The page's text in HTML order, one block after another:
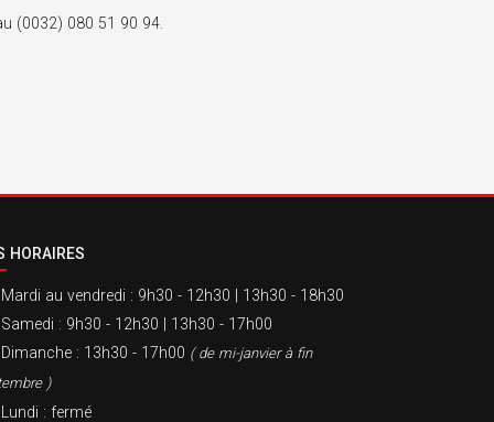
(0032) 080 51 90 94.
HORAIRES
Mardi au vendredi : 9h30 - 12h30 | 13h30 - 18h30
Samedi : 9h30 - 12h30 | 13h30 - 17h00
Dimanche : 13h30 - 17h00 ( de mi-janvier à fin
)
Lundi : fermé